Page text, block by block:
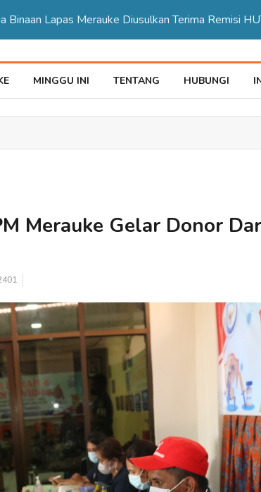
Merauke Tegaskan Pelayana KTP Sesuai SOP
MINGGU INI TENTANG HUBUNGI
Merauke Gelar Donor